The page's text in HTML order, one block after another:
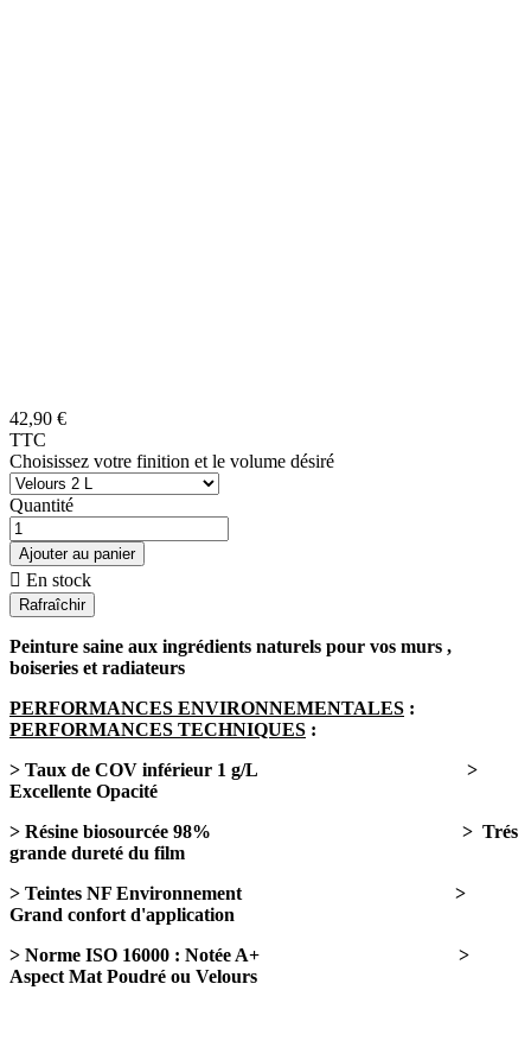
42,90 €
TTC
Choisissez votre finition et le volume désiré
Quantité
Ajouter au panier
 En stock
Peinture saine aux ingrédients naturels pour vos murs ,
boiseries et radiateurs
PERFORMANCES ENVIRONNEMENTALES :
PERFORMANCES TECHNIQUES :
> Taux de COV inférieur 1 g/L >
Excellente Opacité
> Résine biosourcée 98% > Trés
grande dureté du film
> Teintes NF Environnement >
Grand confort d'application
> Norme ISO 16000 : Notée A+ >
Aspect Mat Poudré ou Velours